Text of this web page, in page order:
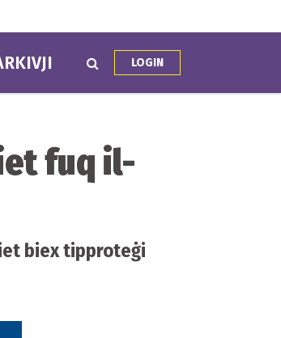
LOGIN
fuq il-
biex tipproteġi